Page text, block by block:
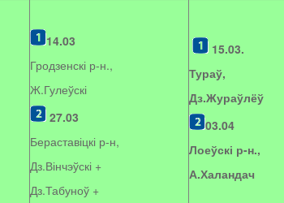
14.03
Гродзенскі р-н.,
Ж.Гулеўскі
27.03
Бераставіцкі р-н,
Дз.Вінчэўскі +
Дз.Табуноў +
15.03.
Тураў,
Дз.Жураўлёў
03.04
Лоеўскі р-н.,
А.Халандач